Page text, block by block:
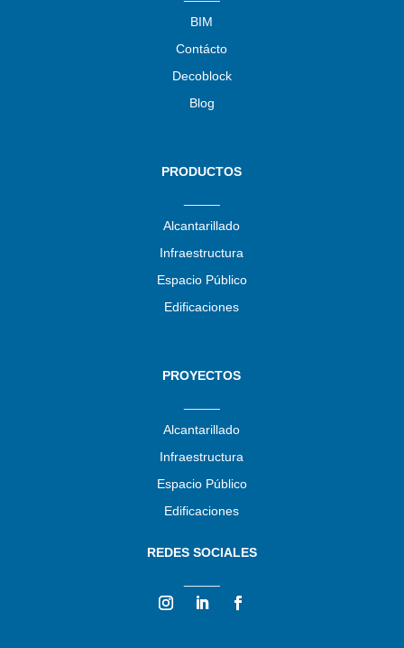
BIM
Contácto
Decoblock
Blog
PRODUCTOS
Alcantarillado
Infraestructura
Espacio Público
Edificaciones
PROYECTOS
Alcantarillado
Infraestructura
Espacio Público
Edificaciones
REDES SOCIALES